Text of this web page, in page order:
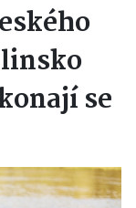
se